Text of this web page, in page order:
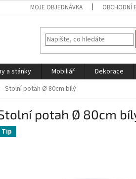
MOJE OBJEDNÁVKA OBCHODNÍ
a stánky Mobiliář Dekorace
Stolní potah Ø 80cm bílý
potah Ø 80cm
Tip